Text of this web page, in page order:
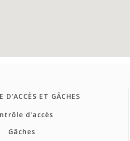
D'ACCÈS ET GÂCHES
d'accès
Gâches